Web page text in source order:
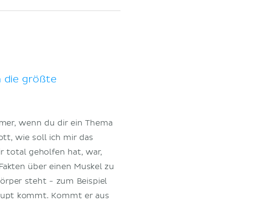
die größte
wenn du dir ein Thema
wie soll ich mir das
total geholfen hat, war,
über einen Muskel zu
steht - zum Beispiel
kommt. Kommt er aus